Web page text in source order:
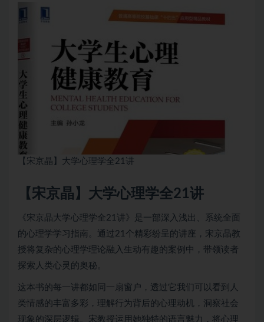
【宋京晶】大学心理学全21讲
【宋京晶】大学心理学全21讲
《宋京晶大学心理学全21讲》是一部深入浅出、系统全面
的心理学学习指南。通过21个精彩纷呈的讲座，宋京晶教
授将复杂的心理学理论融入生动有趣的案例中，带领读者
探索人类心灵的奥秘。
这本书的每一讲都如同一扇窗户，透过它我们可以看到人
类情感的丰富多彩，理解行为背后的心理动机，洞察社会
现象的深层逻辑。宋教授运用她独特的语言魅力，将心理